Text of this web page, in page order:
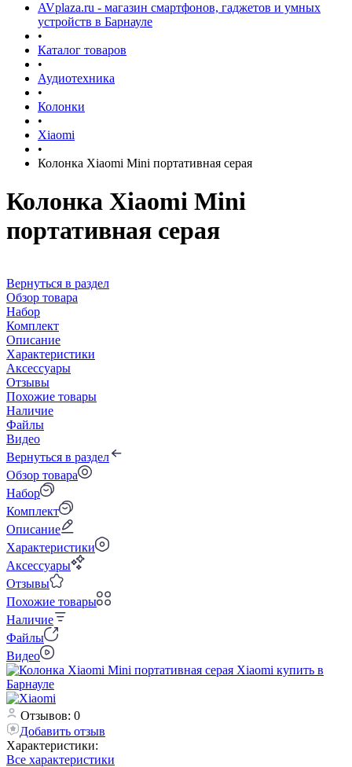
AVplaza.ru - магазин смартфонов, гаджетов и умных
устройств в Барнауле
•
Каталог товаров
•
Аудиотехника
•
Колонки
•
Xiaomi
•
Колонка Xiaomi Mini портативная серая
Колонка Xiaomi Mini
портативная серая
Вернуться в раздел
Обзор товара
Набор
Комплект
Описание
Характеристики
Аксессуары
Отзывы
Похожие товары
Наличие
Файлы
Видео
Вернуться в раздел
Обзор товара
Набор
Комплект
Описание
Характеристики
Аксессуары
Отзывы
Похожие товары
Наличие
Файлы
Видео
Отзывов: 0
Добавить отзыв
Характеристики:
Все характеристики